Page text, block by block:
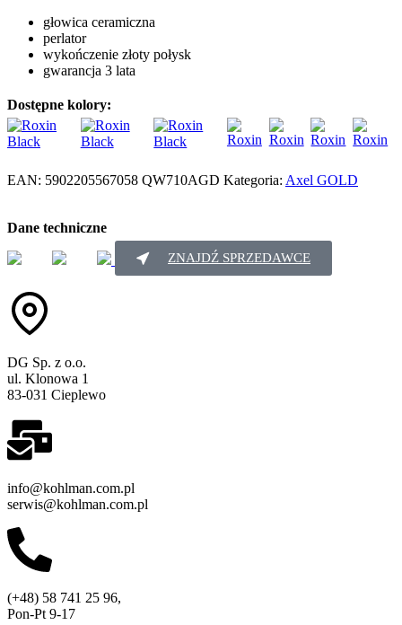
głowica ceramiczna
perlator
wykończenie złoty połysk
gwarancja 3 lata
Dostępne kolory:
EAN: 5902205567058 QW710AGD Kategoria: Axel GOLD
Dane techniczne
ZNAJDŹ SPRZEDAWCE
DG Sp. z o.o.
ul. Klonowa 1
83-031 Cieplewo
info@kohlman.com.pl
serwis@kohlman.com.pl
(+48) 58 741 25 96,
Pon-Pt 9-17